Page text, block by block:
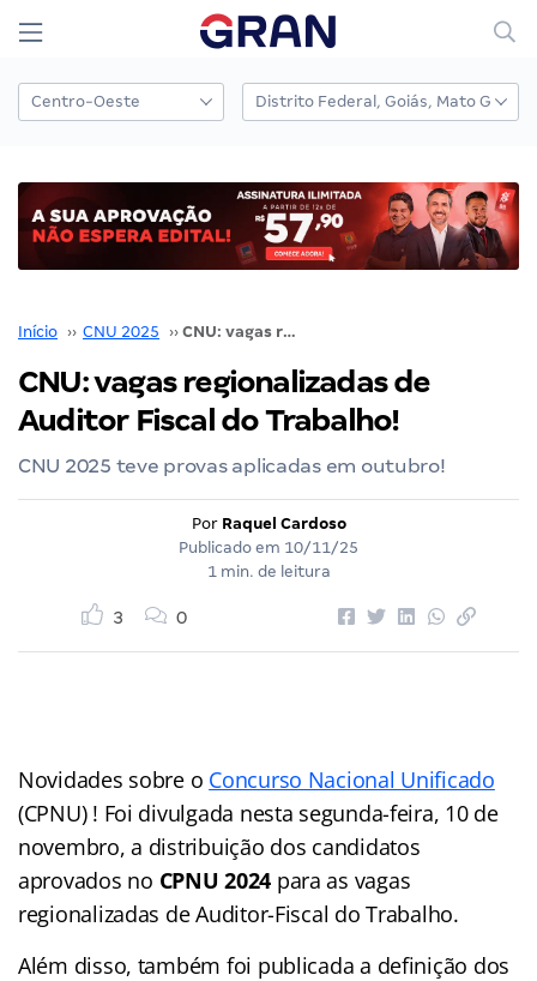
Início ›› CNU 2025 ›› CNU: vagas regionalizadas de Auditor Fiscal do Trabalho!
CNU: vagas regionalizadas de
Auditor Fiscal do Trabalho!
CNU 2025 teve provas aplicadas em outubro!
Por Raquel Cardoso
Publicado em 10/11/25
1 min. de leitura
3 0
Novidades sobre o Concurso Nacional Unificado
(CPNU) ! Foi divulgada nesta segunda-feira, 10 de
novembro, a distribuição dos candidatos
aprovados no CPNU 2024 para as vagas
regionalizadas de Auditor-Fiscal do Trabalho.
Além disso, também foi publicada a definição dos